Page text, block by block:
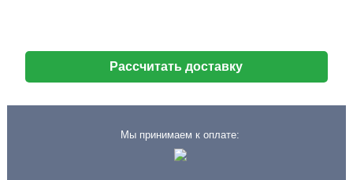
Рассчитать доставку
Мы принимаем к оплате: